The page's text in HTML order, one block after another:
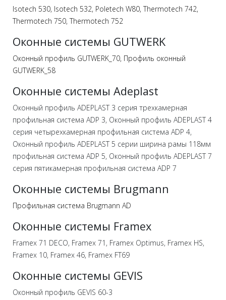
Isotech 530, Isotech 532, Poletech W80, Thermotech 742,
Thermotech 750, Thermotech 752
Оконные системы GUTWERK
Оконный профиль GUTWERK_70, Профиль оконный
GUTWERK_58
Оконные системы Adeplast
Оконный профиль ADEPLAST 3 серия трехкамерная
профильная система ADP 3, Оконный профиль ADEPLAST 4
серия четырехкамерная профильная система ADP 4,
Оконный профиль ADEPLAST 5 серии ширина рамы 118мм
профильная система ADP 5, Оконный профиль ADEPLAST 7
серия пятикамерная профильная система ADP 7
Оконные системы Brugmann
Профильная система Brugmann AD
Оконные системы Framex
Framex 71 DECO, Framex 71, Framex Optimus, Framex HS,
Framex 10, Framex 46, Framex FT69
Оконные системы GEVIS
Оконный профиль GEVIS 60-3